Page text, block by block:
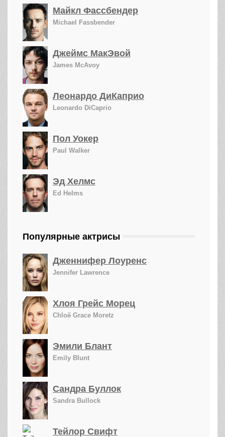
Майкл Фассбендер
Michael Fassbender
Джеймс МакЭвой
James McAvoy
Леонардо ДиКаприо
Leonardo DiCaprio
Пол Уокер
Paul Walker
Эд Хелмс
Ed Helms
Популярные актрисы
Дженнифер Лоуренс
Jennifer Lawrence
Хлоя Грейс Морец
Chloë Grace Moretz
Эмили Блант
Emily Blunt
Сандра Буллок
Sandra Bullock
Тейлор Свифт